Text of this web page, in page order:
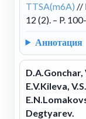
TTSA(m6A) //
12 (2). – P.
Аннотация
E.V.Kileva,
Degtyarev.